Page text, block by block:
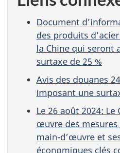
Document
des produits
la Chine qui seront
surtaxe de 25 %
Avis des douanes
imposant une
Le 26 août 2024: Le
œuvre des
main-d’œuvre et
économiques clés